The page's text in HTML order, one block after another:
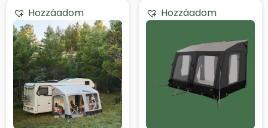
Hozzáadom Hozzáadom